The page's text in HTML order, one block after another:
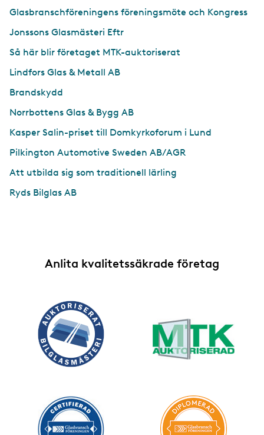
Glasbranschföreningens föreningsmöte och Kongress
Jonssons Glasmästeri Eftr
Så här blir företaget MTK-auktoriserat
Lindfors Glas & Metall AB
Brandskydd
Norrbottens Glas & Bygg AB
Kasper Salin-priset till Domkyrkoforum i Lund
Pilkington Automotive Sweden AB/AGR
Att utbilda sig som traditionell lärling
Ryds Bilglas AB
Anlita kvalitetssäkrade företag